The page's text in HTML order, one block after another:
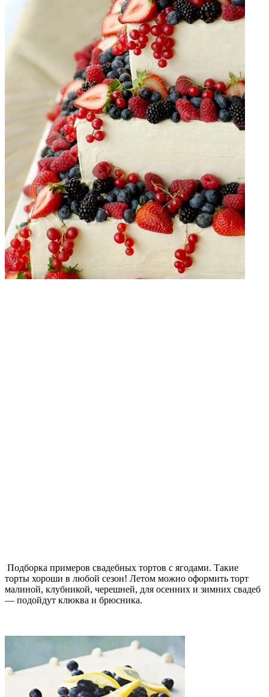
Подборка примеров свадебных тортов с ягодами. Такие
торты хороши в любой сезон! Летом можно оформить торт
малиной, клубникой, черешней, для осенних и зимних свадеб
— подойдут клюква и брюсника.